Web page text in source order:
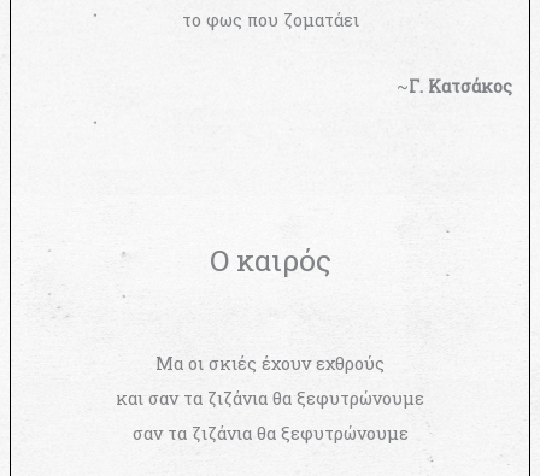
το φως που ζοματάει
~Γ. Κατσάκος
Ο καιρός
Μα οι σκιές έχουν εχθρούς
και σαν τα ζιζάνια θα ξεφυτρώνουμε
σαν τα ζιζάνια θα ξεφυτρώνουμε